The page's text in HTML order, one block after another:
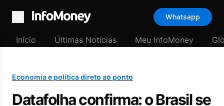
Menu
Whatsapp
Início Últimas Notícias Meu InfoMoney
Economia e política direto ao ponto
Datafolha confirma: o Brasil se